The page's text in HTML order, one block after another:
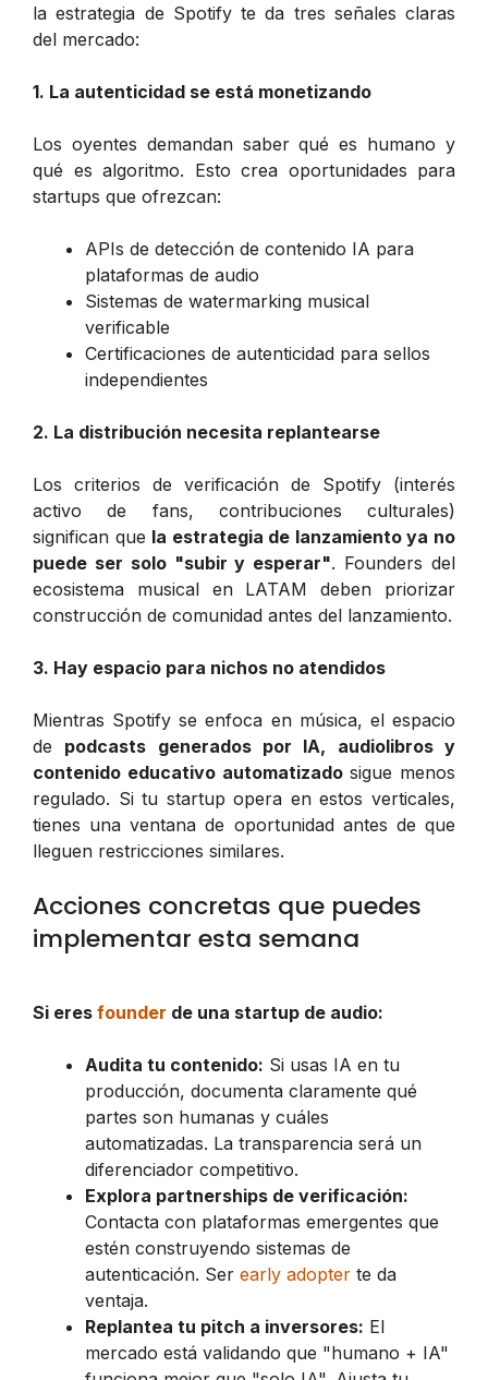
la estrategia de Spotify te da tres señales claras
del mercado:
1. La autenticidad se está monetizando
Los oyentes demandan saber qué es humano y
qué es algoritmo. Esto crea oportunidades para
startups que ofrezcan:
APIs de detección de contenido IA para
plataformas de audio
Sistemas de watermarking musical
verificable
Certificaciones de autenticidad para sellos
independientes
2. La distribución necesita replantearse
Los criterios de verificación de Spotify (interés
activo de fans, contribuciones culturales)
significan que la estrategia de lanzamiento ya no
puede ser solo "subir y esperar". Founders del
ecosistema musical en LATAM deben priorizar
construcción de comunidad antes del lanzamiento.
3. Hay espacio para nichos no atendidos
Mientras Spotify se enfoca en música, el espacio
de podcasts generados por IA, audiolibros y
contenido educativo automatizadosigue menos
regulado. Si tu startup opera en estos verticales,
tienes una ventana de oportunidad antes de que
lleguen restricciones similares.
Acciones concretas que puedes
implementar esta semana
Si eres founder de una startup de audio:
Audita tu contenido: Si usas IA en tu
producción, documenta claramente qué
partes son humanas y cuáles
automatizadas. La transparencia será un
diferenciador competitivo.
Explora partnerships de verificación:
Contacta con plataformas emergentes que
estén construyendo sistemas de
autenticación. Ser early adopter te da
ventaja.
Replantea tu pitch a inversores: El
mercado está validando que "humano + IA"